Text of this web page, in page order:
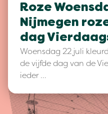
Roze
Nijmegen
dag
Woensdag 22 juli
de vijfde dag van de
ieder …